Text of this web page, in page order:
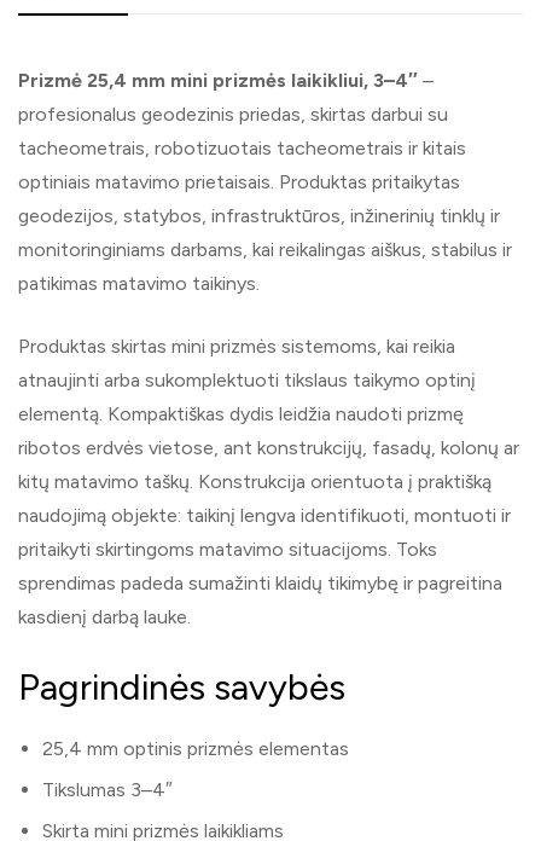
Prizmė 25,4 mm mini prizmės laikikliui, 3–4″ –
profesionalus geodezinis priedas, skirtas darbui su
tacheometrais, robotizuotais tacheometrais ir kitais
optiniais matavimo prietaisais. Produktas pritaikytas
geodezijos, statybos, infrastruktūros, inžinerinių tinklų ir
monitoringiniams darbams, kai reikalingas aiškus, stabilus ir
patikimas matavimo taikinys.
Produktas skirtas mini prizmės sistemoms, kai reikia
atnaujinti arba sukomplektuoti tikslaus taikymo optinį
elementą. Kompaktiškas dydis leidžia naudoti prizmę
ribotos erdvės vietose, ant konstrukcijų, fasadų, kolonų ar
kitų matavimo taškų. Konstrukcija orientuota į praktišką
naudojimą objekte: taikinį lengva identifikuoti, montuoti ir
pritaikyti skirtingoms matavimo situacijoms. Toks
sprendimas padeda sumažinti klaidų tikimybę ir pagreitina
kasdienį darbą lauke.
Pagrindinės savybės
25,4 mm optinis prizmės elementas
Tikslumas 3–4″
Skirta mini prizmės laikikliams